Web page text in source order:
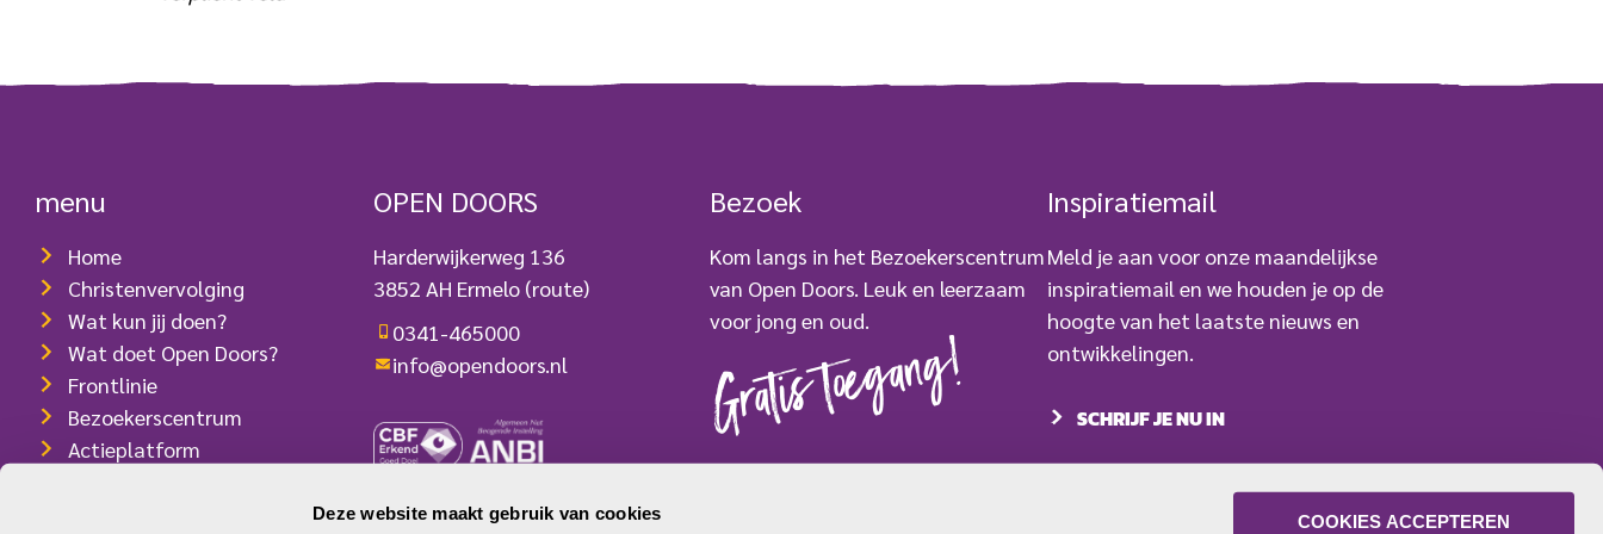
Deze website maakt gebruik van cookies COOKIES ACCEPTEREN
menu
Home
Christenvervolging
Wat kun jij doen?
Wat doet Open Doors?
Frontlinie
Bezoekerscentrum
Actieplatform
OPEN DOORS
Harderwijkerweg 136
3852 AH Ermelo (route)
0341-465000
info@opendoors.nl
ANBI-/RSIN-nummer: 2779250
Bezoek
Kom langs in het Bezoekerscentrum
van Open Doors. Leuk en leerzaam
voor jong en oud.
Gratis toegang!
Inspiratiemail
Meld je aan voor onze maandelijkse
inspiratiemail en we houden je op de
hoogte van het laatste nieuws en
ontwikkelingen.
SCHRIJF JE NU IN